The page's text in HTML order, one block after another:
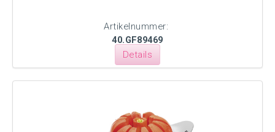
Artikelnummer:
40.GF89469
Details